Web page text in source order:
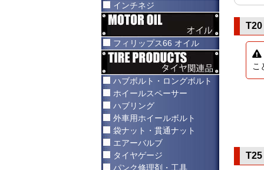
インチネジ
フィリップス66 オイル
ハブボルト・ロングボルト
ホイールスペーサー
ハブリング
外車用ホイールボルト
袋ナット・貫通ナット
エアーバルブ
タイヤゲージ
パンク修理剤・工具
T20
こ
T25